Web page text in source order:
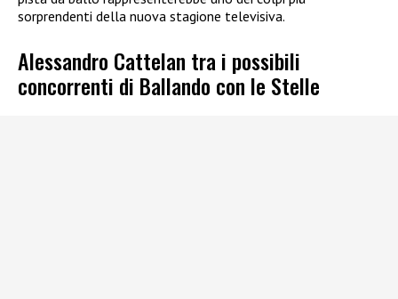
sorprendenti della nuova stagione televisiva.
Alessandro Cattelan tra i possibili
concorrenti di Ballando con le Stelle